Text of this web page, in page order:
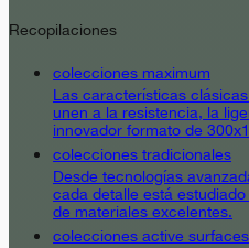
Recopilaciones
colecciones maximum
Las características
unen a la resistencia, la
innovador formato de
colecciones tradicionales
Desde tecnologías
cada detalle está
de materiales excelentes.
colecciones active